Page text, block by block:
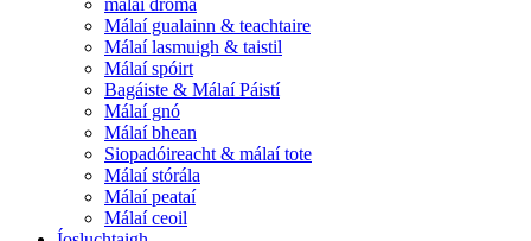
málaí droma
Málaí gualainn & teachtaire
Málaí lasmuigh & taistil
Málaí spóirt
Bagáiste & Málaí Páistí
Málaí gnó
Málaí bhean
Siopadóireacht & málaí tote
Málaí stórála
Málaí peataí
Málaí ceoil